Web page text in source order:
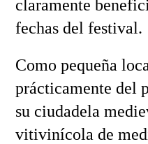
claramente
fechas del festival.
Como pequeña
prácticamente del
su ciudadela
vitivinícola de